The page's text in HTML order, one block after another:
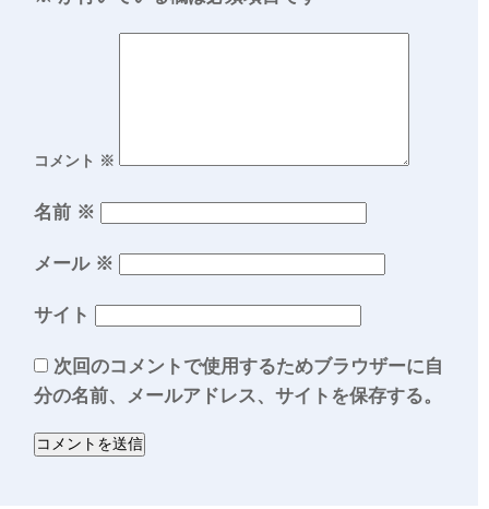
コメント ※
名前 ※
メール ※
サイト
次回のコメントで使用するためブラウザーに自
分の名前、メールアドレス、サイトを保存する。